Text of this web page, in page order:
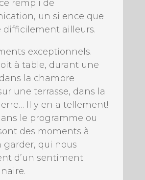
rempli de
un silence que
difficilement ailleurs.
exceptionnels.
à table, durant une
la chambre
une terrasse, dans la
Il y en a tellement!
le programme ou
des moments à
garder, qui nous
d’un sentiment